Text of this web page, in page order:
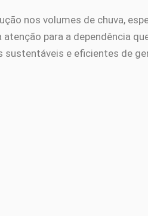
nos volumes de chuva,
para a dependência
e eficientes de